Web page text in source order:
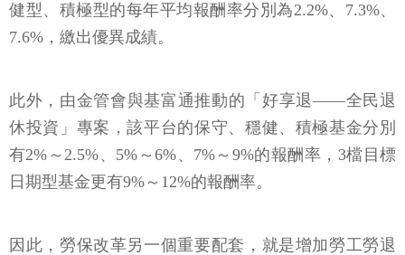
健型、積極型的每年平均報酬率分別為2.2%、7.3%、
7.6%，繳出優異成績。
此外，由金管會與基富通推動的「好享退——全民退
休投資」專案，該平台的保守、穩健、積極基金分別
有2%～2.5%、5%～6%、7%～9%的報酬率，3檔目標
日期型基金更有9%～12%的報酬率。
因此，勞保改革另一個重要配套，就是增加勞工勞退